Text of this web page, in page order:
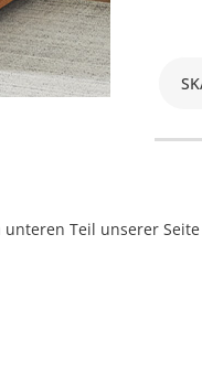
Teil unserer